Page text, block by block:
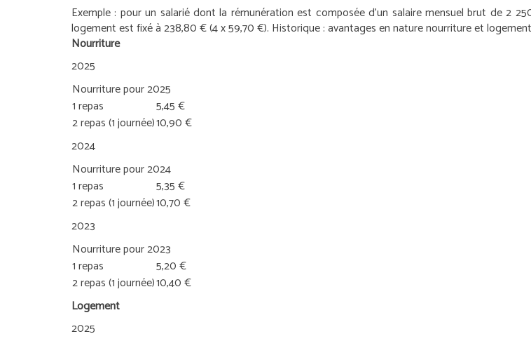
Exemple : pour un salarié dont la rémunération est composée d’un salaire mensuel brut de 2
logement est fixé à 238,80 € (4 x 59,70 €). Historique : avantages en nature nourriture et logement
Nourriture
2025
Nourriture pour 2025
1 repas
5,45 €
2 repas (1 journée)10,90 €
2024
Nourriture pour 2024
1 repas
5,35 €
2 repas (1 journée)10,70 €
2023
Nourriture pour 2023
1 repas
5,20 €
2 repas (1 journée)10,40 €
Logement
2025